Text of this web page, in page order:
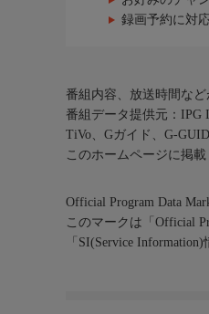
録画予約に対
番組内容、放送時間な
番組データ提供元：IPG
TiVo、Gガイド、G-
このホームページに掲
Official Program Data
このマークは「Official
「SI(Service